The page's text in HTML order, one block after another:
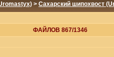
> Сахарский шипохвост
ФАЙЛОВ 867/1346